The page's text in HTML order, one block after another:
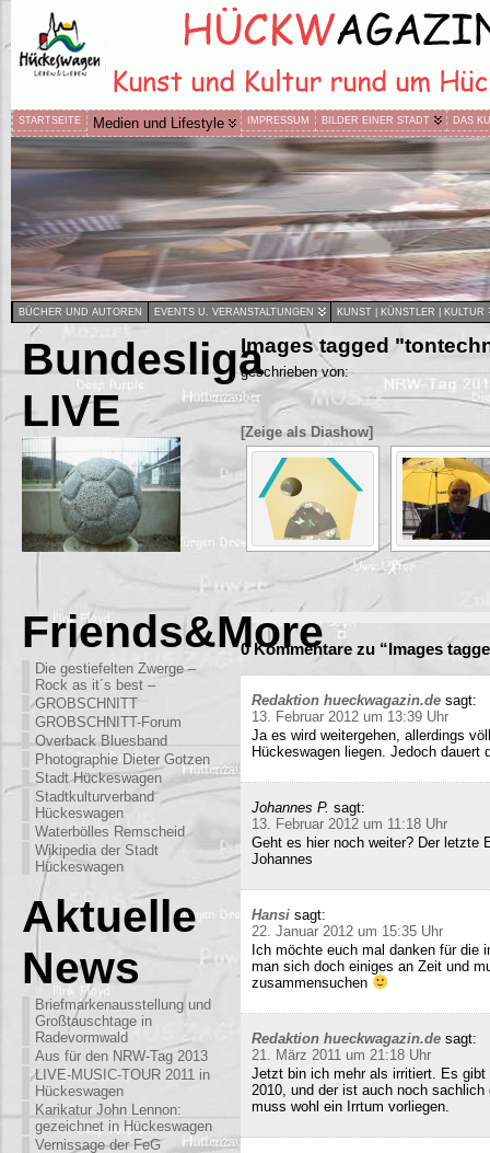
STARTSEITE Medien und Lifestyle IMPRESSUM BILDER EINER STADT DAS
BÜCHER UND AUTOREN EVENTS U. VERANSTALTUNGEN KUNST | KÜNSTLER | KULTUR
Bundesliga
LIVE
Friends&More
Die gestiefelten Zwerge –
Rock as it´s best –
GROBSCHNITT
GROBSCHNITT-Forum
Overback Bluesband
Photographie Dieter Gotzen
Stadt Hückeswagen
Stadtkulturverband
Hückeswagen
Waterbölles Remscheid
Wikipedia der Stadt
Hückeswagen
Aktuelle
News
Briefmarkenausstellung und
Großtauschtage in
Radevormwald
Aus für den NRW-Tag 2013
LIVE-MUSIC-TOUR 2011 in
Hückeswagen
Karikatur John Lennon:
gezeichnet in Hückeswagen
Vernissage der FeG
Images tagged
geschrieben von:
[Zeige als Diashow]
0 Kommentare zu “Images
Redaktion hueckwagazin.de sagt:
13. Februar 2012 um 13:39 Uhr
Ja es wird weitergehen, allerdings
Hückeswagen liegen. Jedoch
Johannes P. sagt:
13. Februar 2012 um 11:18 Uhr
Geht es hier noch weiter? Der letzte
Johannes
Hansi sagt:
22. Januar 2012 um 15:35 Uhr
Ich möchte euch mal danken für die
man sich doch einiges an Zeit und
zusammensuchen
Redaktion hueckwagazin.de sagt:
21. März 2011 um 21:18 Uhr
Jetzt bin ich mehr als irritiert. Es gibt
2010, und der ist auch noch
muss wohl ein Irrtum vorliegen.